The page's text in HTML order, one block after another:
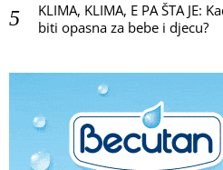
KLIMA, KLIMA, E PA ŠTA JE:
biti opasna za bebe i djecu?